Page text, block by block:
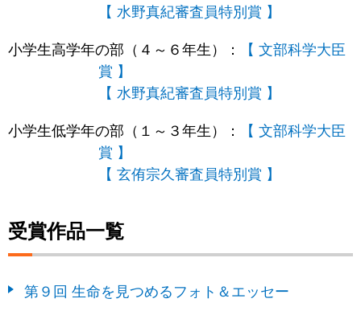
【 水野真紀審査員特別賞 】
小学生高学年の部（４～６年生）：
【 文部科学大臣
賞 】
【 水野真紀審査員特別賞 】
小学生低学年の部（１～３年生）：
【 文部科学大臣
賞 】
【 玄侑宗久審査員特別賞 】
受賞作品一覧
第９回 生命を見つめるフォト＆エッセー